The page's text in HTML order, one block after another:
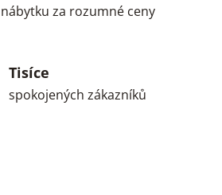
nábytku za rozumné ceny
Tisíce
spokojených zákazníků